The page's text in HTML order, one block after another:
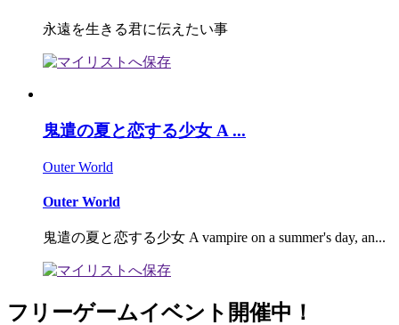
永遠を生きる君に伝えたい事
鬼遣の夏と恋する少女 A ...
Outer World
Outer World
鬼遣の夏と恋する少女 A vampire on a summer's day, an...
フリーゲームイベント開催中！